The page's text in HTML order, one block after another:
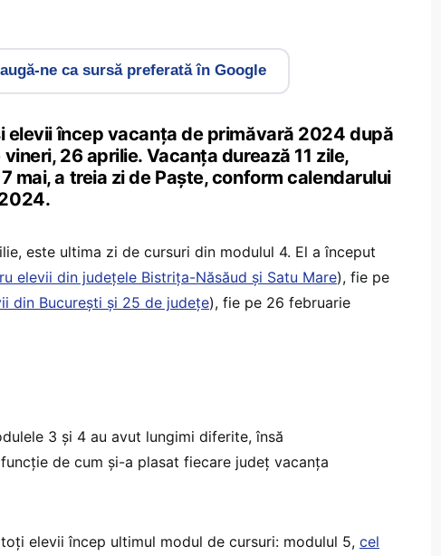
ne ca sursă preferată în Google
elevii încep vacanța de primăvară 2024 după
26 aprilie. Vacanța durează 11 zile,
mai, a treia zi de Paște, conform calendarului
este ultima zi de cursuri din modulul 4. El a început
elevii din județele Bistrița-Năsăud și Satu Mare), fie pe
din București și 25 de județe), fie pe 26 februarie
3 și 4 au avut lungimi diferite, însă
de cum și-a plasat fiecare județ vacanța
elevii încep ultimul modul de cursuri: modulul 5, cel